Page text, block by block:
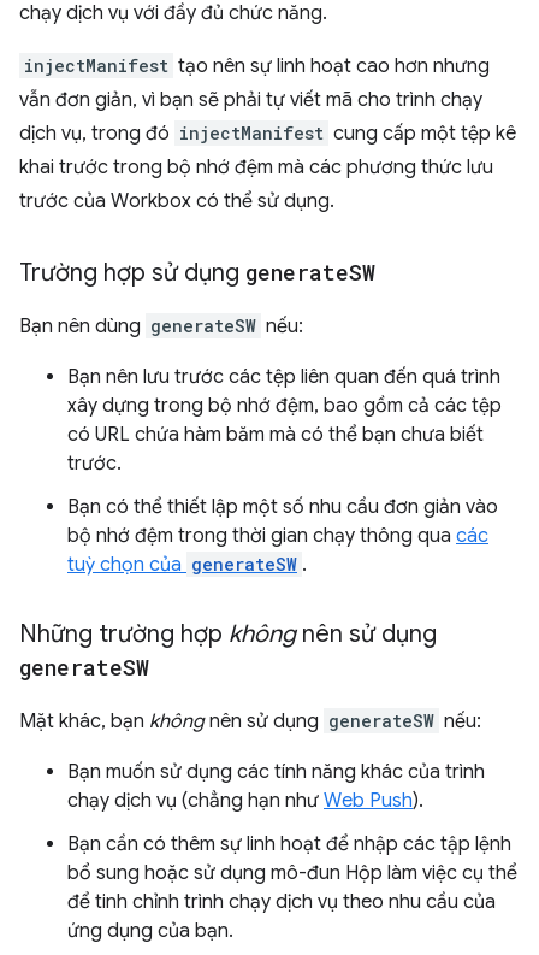
chạy dịch vụ với đầy đủ chức năng.
injectManifest tạo nên sự linh hoạt cao hơn nhưng
vẫn đơn giản, vì bạn sẽ phải tự viết mã cho trình chạy
dịch vụ, trong đó injectManifest cung cấp một tệp kê
khai trước trong bộ nhớ đệm mà các phương thức lưu
trước của Workbox có thể sử dụng.
Trường hợp sử dụng generateSW
Bạn nên dùng generateSW nếu:
Bạn nên lưu trước các tệp liên quan đến quá trình
xây dựng trong bộ nhớ đệm, bao gồm cả các tệp
có URL chứa hàm băm mà có thể bạn chưa biết
trước.
Bạn có thể thiết lập một số nhu cầu đơn giản vào
bộ nhớ đệm trong thời gian chạy thông qua các
tuỳ chọn của generateSW .
Những trường hợp khôngnên sử dụng
generateSW
Mặt khác, bạn khôngnên sử dụng generateSW nếu:
Bạn muốn sử dụng các tính năng khác của trình
chạy dịch vụ (chẳng hạn như Web Push).
Bạn cần có thêm sự linh hoạt để nhập các tập lệnh
bổ sung hoặc sử dụng mô-đun Hộp làm việc cụ thể
để tinh chỉnh trình chạy dịch vụ theo nhu cầu của
ứng dụng của bạn.